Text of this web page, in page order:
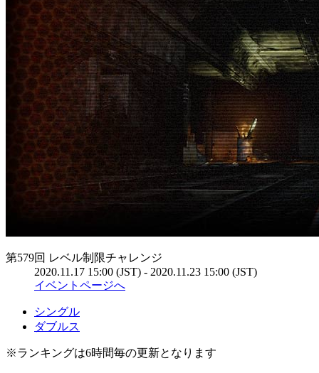
第579回 レベル制限チャレンジ
2020.11.17 15:00 (JST) - 2020.11.23 15:00 (JST)
イベントページへ
シングル
ダブルス
※ランキングは6時間毎の更新となります